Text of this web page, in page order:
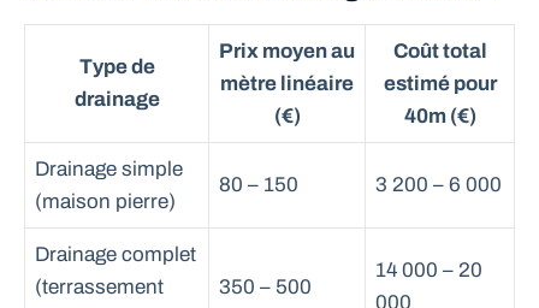
Type de
drainage
Prix moyen au
mètre linéaire
(€)
Coût total
estimé pour
40m (€)
Drainage simple
(maison pierre)
80 – 150 3 200 – 6 000
Drainage complet
(terrassement
350 – 500
14 000 – 20
000